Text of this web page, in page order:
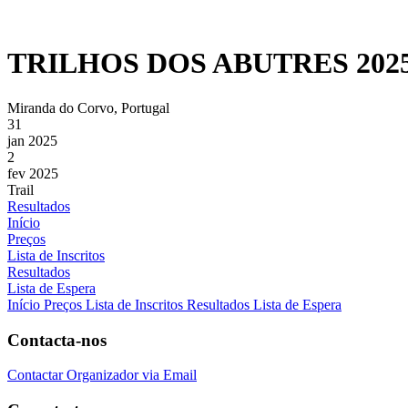
TRILHOS DOS ABUTRES
Miranda do Corvo, Portugal
31
jan 2025
2
fev 2025
Trail
Resultados
Início
Preços
Lista de Inscritos
Resultados
Lista de Espera
Início Preços Lista de Inscritos Resultados Lista de Espera
Contacta-nos
Contactar Organizador via Email